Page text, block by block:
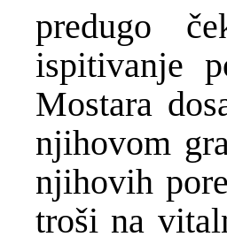
predugo
ispitivanje
Mostara
njihovom
njihovih
troši na